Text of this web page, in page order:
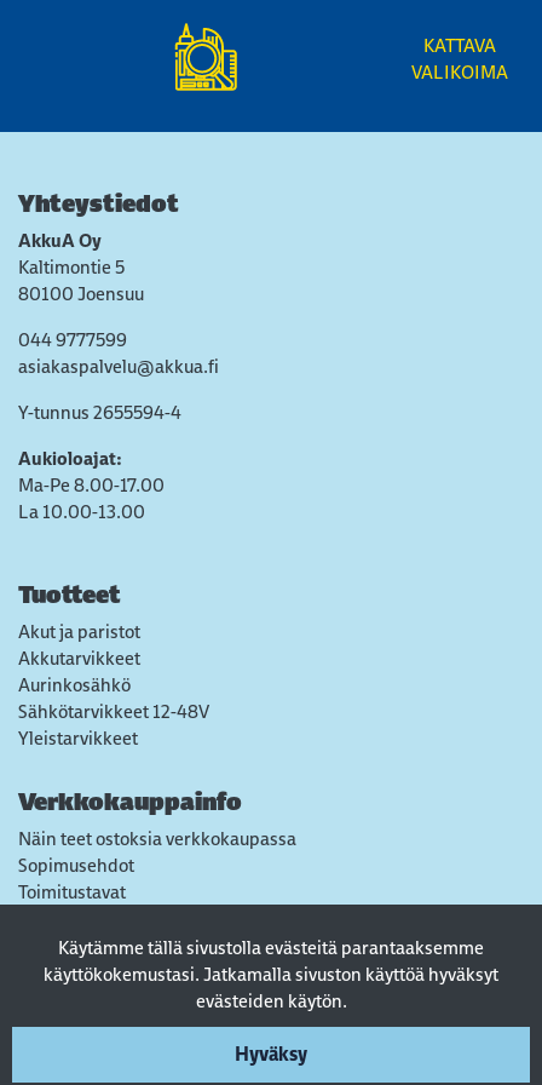
Käytämme tällä sivustolla evästeitä parantaaksemme
käyttökokemustasi. Jatkamalla sivuston käyttöä hyväksyt
evästeiden käytön.
Hyväksy
KATTAVA
VALIKOIMA
Yhteystiedot
AkkuA Oy
Kaltimontie 5
80100 Joensuu
044 9777599
asiakaspalvelu@akkua.fi
Y-tunnus 2655594-4
Aukioloajat:
Ma-Pe 8.00-17.00
La 10.00-13.00
Tuotteet
Akut ja paristot
Akkutarvikkeet
Aurinkosähkö
Sähkötarvikkeet 12-48V
Yleistarvikkeet
Verkkokauppainfo
Näin teet ostoksia verkkokaupassa
Sopimusehdot
Toimitustavat
Tietosuojaseloste
Usein kysytyt kysymykset
Seuraa sosiaalisessa mediassa